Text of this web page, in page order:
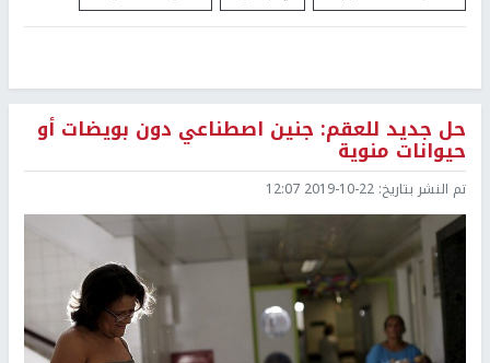
حل جديد للعقم: جنين اصطناعي دون بويضات أو
حيوانات منوية
تم النشر بتاريخ: 2019-10-22 12:07